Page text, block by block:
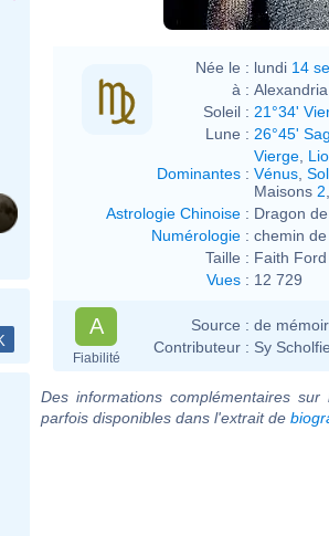
Née le : lundi 14
à :
Soleil : 21°34'
Lune : 26°45'
Dominantes :
Vierge
Vénus
Maisons 2
Astrologie Chinoise : Dragon
Numérologie : chemin
Taille : Faith
Vues : 12 729
A
Fiabilité
Source : de
Contributeur : Sy
Des informations complémentaires
parfois disponibles dans l'extrait de